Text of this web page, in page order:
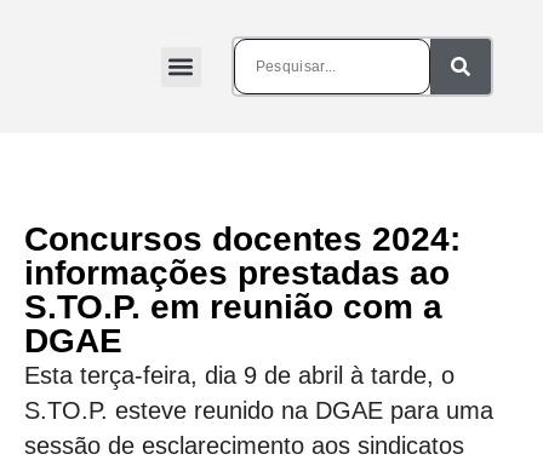
Concursos docentes 2024:
informações prestadas ao
S.TO.P. em reunião com a
DGAE
Esta terça-feira, dia 9 de abril à tarde, o
S.TO.P. esteve reunido na DGAE para uma
sessão de esclarecimento aos sindicatos